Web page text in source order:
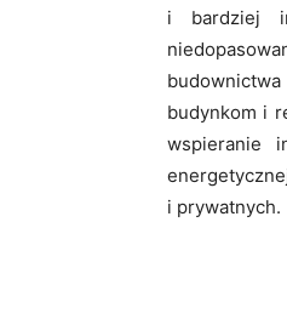
i bardziej
budynkom i
wspieranie
i prywatnych.